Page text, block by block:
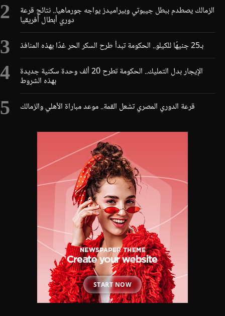
الزمالك يصطدم ببطل جيبوتي وبيراميدز يواجه جورماهيا.. نتائج قرعة
دوري أبطال أفريقيا
بـ25 جنيهًا للكيلو.. الحكومة تبدأ طرح السكر الحر غدًا بهذه المنافذ
الإيجار بدل التمليك.. الحكومة تطرح 20 ألف وحدة سكنية جديدة
بهذه الشروط
قرعة الدوري المصري تشعل القمة.. موعد مباراة الأهلي والزمالك
START NOW